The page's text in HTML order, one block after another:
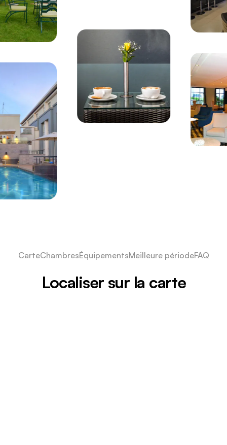
CarteChambresÉquipementsMeilleure périodeFAQ
Localiser sur la carte